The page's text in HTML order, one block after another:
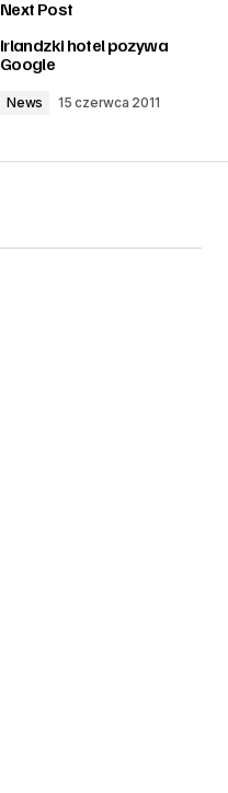
Next Post
Irlandzki hotel pozywa
Google
News 15 czerwca 2011